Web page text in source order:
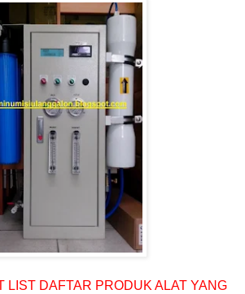
LIST DAFTAR PRODUK ALAT YANG